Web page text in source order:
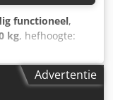
functioneel,
kg, hefhoogte:
3.360 mm,
, Dieselheftruck
Advertentie